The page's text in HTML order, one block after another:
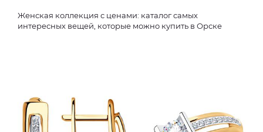
Женская коллекция с ценами: каталог самых
интересных вещей, которые можно купить в Орске